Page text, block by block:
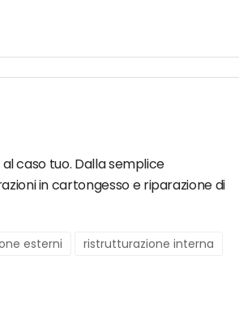
caso tuo. Dalla semplice
in cartongesso e riparazione di
esterni
ristrutturazione interna